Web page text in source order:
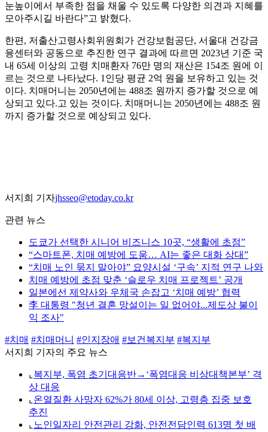
눈높이에서 부족한 점을 채울 수 있도록 다양한 의견과 지혜를
모아주시길 바란다”고 밝혔다.
한편, 저출산고령사회위원회가 건강보험공단, 서울대 건강금
융센터와 공동으로 추진한 연구 결과에 따르면 2023년 기준 국
내 65세 이상의 고령 치매환자 76만 명의 재산은 154조 원에 이
르는 것으로 나타났다. 1인당 평균 2억 원을 보유하고 있는 것
이다. 치매머니는 2050년에는 488조 원까지 증가할 것으로 예
상되고 있다.고 있는 것이다. 치매머니는 2050년에는 488조 원
까지 증가할 것으로 예상되고 있다.
서지희 기자jhsseo@etoday.co.kr
관련 뉴스
도쿄가 선택한 시니어 비즈니스 10곳, “생활에 초점”
“스마트폰, 치매 예방에 도움… AI는 좋은 대화 상대”
“치매 노인 묶지 말아야” 요양시설 ‘구속’ 지적 연구 나와
치매 예방에 초점 맞춘 ‘슬로우 치매 프로젝트’ 공개
일본에선 제약사와 우체국 손잡고 ‘치매 예방’ 협력
李 대통령 "청년 결혼 망설이는 일 없어야...제도상 불이
익 조사"
#치매 #치매머니 #인지장애 #보건복지부 #복지부
서지희 기자의 주요 뉴스
⌞ 복지부, 폭염 초기대응반→‘폭염대응 비상대책본부’ 격
상 대응
⌞ 온열질환 사망자 62%가 80세 이상, 고령층 집중 보호
추진
⌞ 노인일자리 안전관리 강화, 안전전담인력 613명 첫 배